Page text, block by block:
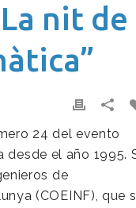
nit de
24 del evento
desde el año 1995.
de
(COEINF), que